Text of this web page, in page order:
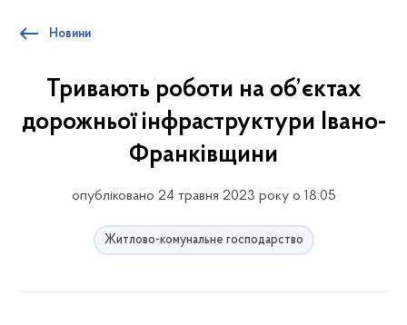
Новини
Тривають роботи на об’єктах
дорожньої інфраструктури Івано-
Франківщини
опубліковано 24 травня 2023 року о 18:05
Житлово-комунальне господарство